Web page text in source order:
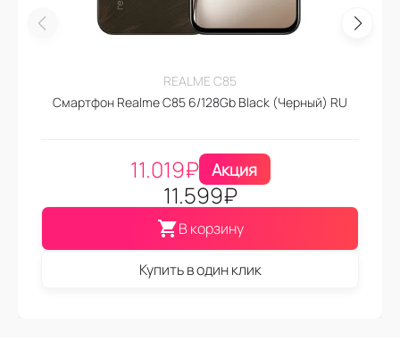
REALME C85
Смартфон Realme C85 6/128Gb Black (Черный) RU
11.019₽ Акция
11.599₽
В корзину
Купить в один клик